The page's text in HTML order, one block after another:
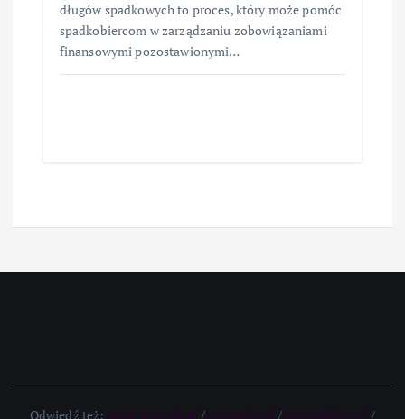
długów spadkowych to proces, który może pomóc
spadkobiercom w zarządzaniu zobowiązaniami
finansowymi pozostawionymi…
Odwiedź też: / / /